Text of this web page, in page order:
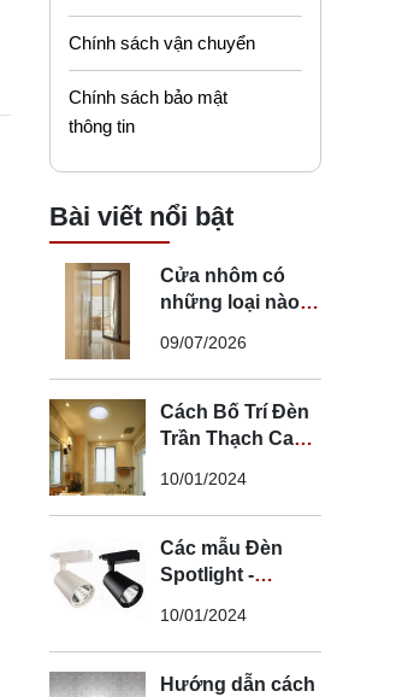
Chính sách vận chuyển
Chính sách bảo mật
thông tin
Bài viết nổi bật
Cửa nhôm có
những loại nào?
nhôm phù hợp
09/07/2026
Cách Bố Trí Đèn
Trần Thạch Cao
Lắp Đèn Trần
Thạch Cao
10/01/2024
Các mẫu Đèn
Spotlight -
- Spotlight rọi ray
10/01/2024
Hướng dẫn cách